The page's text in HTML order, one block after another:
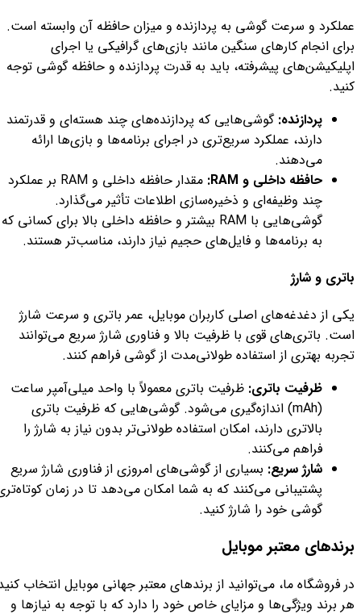
عملکرد و سرعت گوشی به پردازنده و میزان حافظه آن وابسته است.
برای انجام کارهای سنگین مانند بازی‌های گرافیکی یا اجرای
اپلیکیشن‌های پیشرفته، باید به قدرت پردازنده و حافظه گوشی توجه
کنید.
پردازنده: گوشی‌هایی که پردازنده‌های چند هسته‌ای و قدرتمند
دارند، عملکرد سریع‌تری در اجرای برنامه‌ها و بازی‌ها ارائه
می‌دهند.
حافظه داخلی و RAM:
مقدار حافظه داخلی و RAM بر عملکرد
چند وظیفه‌ای و ذخیره‌سازی اطلاعات تأثیر می‌گذارد.
گوشی‌هایی با RAM بیشتر و حافظه داخلی بالا برای کسانی که
به برنامه‌ها و فایل‌های حجیم نیاز دارند، مناسب‌تر هستند.
باتری و شارژ
یکی از دغدغه‌های اصلی کاربران موبایل، عمر باتری و سرعت شارژ
است. باتری‌های قوی با ظرفیت بالا و فناوری شارژ سریع می‌توانند
تجربه بهتری از استفاده طولانی‌مدت از گوشی فراهم کنند.
ظرفیت باتری: ظرفیت باتری معمولاً با واحد میلی‌آمپر ساعت
(mAh) اندازه‌گیری می‌شود. گوشی‌هایی که ظرفیت باتری
بالاتری دارند، امکان استفاده طولانی‌تر بدون نیاز به شارژ را
فراهم می‌کنند.
شارژ سریع: بسیاری از گوشی‌های امروزی از فناوری شارژ سریع
پشتیبانی می‌کنند که به شما امکان می‌دهد تا در زمان
گوشی خود را شارژ کنید.
برندهای معتبر موبایل
در فروشگاه ما، می‌توانید از برندهای معتبر جهانی موبایل انتخاب
هر برند ویژگی‌ها و مزایای خاص خود را دارد که با توجه به نیازها و